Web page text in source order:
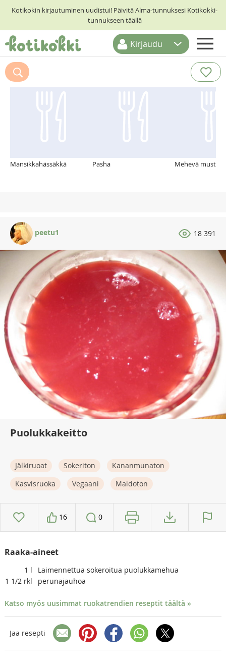
Kotikokin kirjautuminen uudistui! Päivitä Alma-tunnuksesi Kotikokki-
tunnukseen täällä
ETUSIVU
RESEPTIHAKU
Kirjaudu
Suosittelemme myös
Mansikkahässäkkä Pasha Mehevä
peetu1 18 391
Puolukkakeitto
Jälkiruoat Sokeriton
Kananmunaton
Kasvisruoka
Vegaani Maidoton
16 0
Raaka-aineet
1 l
Laimennettua sokeroitua puolukkamehua
1 1/2 rkl perunajauhoa
Katso myös uusimmat ruokatrendien reseptit täältä »
Jaa resepti